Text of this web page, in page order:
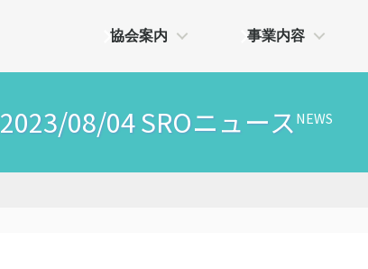
協会案内 事業内容
2023/08/04 SROニュースNEWS